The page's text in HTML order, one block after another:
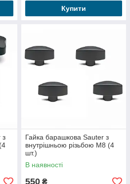
Купити
з
Гайка барашкова Sauter з
внутрішньою різьбою M8 (4
шт.)
В наявності
550 ₴